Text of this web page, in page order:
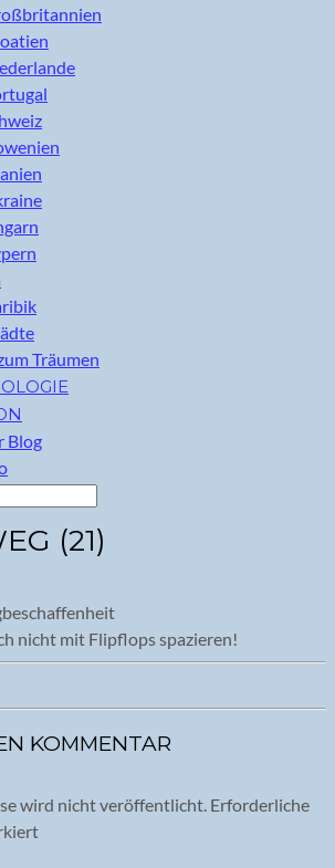
Träumen
Blog
(21)
nicht mit Flipflops spazieren!
KOMMENTAR
wird nicht veröffentlicht. Erforderliche